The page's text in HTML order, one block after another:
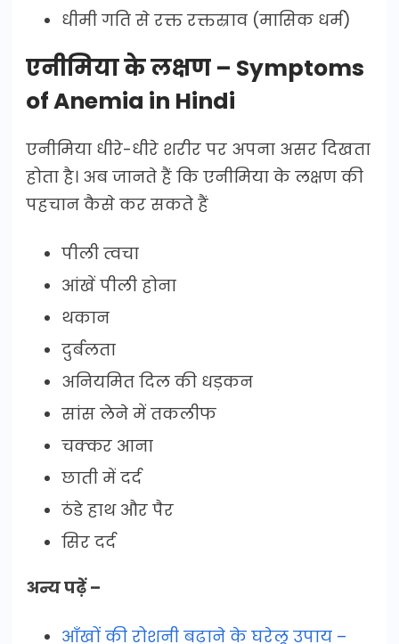
धीमी गति से रक्त रक्तस्राव (मासिक धर्म)
एनीमिया के लक्षण – Symptoms
of Anemia in Hindi
एनीमिया धीरे-धीरे शरीर पर अपना असर दिखता
होता है। अब जानते हैं कि एनीमिया के लक्षण की
पहचान कैसे कर सकते हैं
पीली त्वचा
आंखें पीली होना
थकान
दुर्बलता
अनियमित दिल की धड़कन
सांस लेने में तकलीफ
चक्कर आना
छाती में दर्द
ठंडे हाथ और पैर
सिर दर्द
अन्य पढ़ें –
आँखों की रोशनी बढ़ाने के घरेलू उपाय –